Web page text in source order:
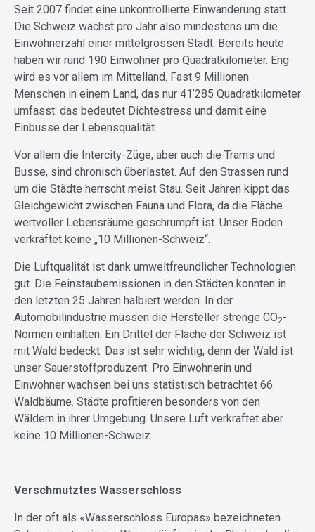
Seit 2007 findet eine unkontrollierte Einwanderung statt.
Die Schweiz wächst pro Jahr also mindestens um die
Einwohnerzahl einer mittelgrossen Stadt. Bereits heute
haben wir rund 190 Einwohner pro Quadratkilometer. Eng
wird es vor allem im Mittelland. Fast 9 Millionen
Menschen in einem Land, das nur 41’285 Quadratkilometer
umfasst: das bedeutet Dichtestress und damit eine
Einbusse der Lebensqualität.
Vor allem die Intercity-Züge, aber auch die Trams und
Busse, sind chronisch überlastet. Auf den Strassen rund
um die Städte herrscht meist Stau. Seit Jahren kippt das
Gleichgewicht zwischen Fauna und Flora, da die Fläche
wertvoller Lebensräume geschrumpft ist. Unser Boden
verkraftet keine „10 Millionen-Schweiz“.
Die Luftqualität ist dank umweltfreundlicher Technologien
gut. Die Feinstaubemissionen in den Städten konnten in
den letzten 25 Jahren halbiert werden. In der
Automobilindustrie müssen die Hersteller strenge CO2-
Normen einhalten. Ein Drittel der Fläche der Schweiz ist
mit Wald bedeckt. Das ist sehr wichtig, denn der Wald ist
unser Sauerstoffproduzent. Pro Einwohnerin und
Einwohner wachsen bei uns statistisch betrachtet 66
Waldbäume. Städte profitieren besonders von den
Wäldern in ihrer Umgebung. Unsere Luft verkraftet aber
keine 10 Millionen-Schweiz.
Verschmutztes Wasserschloss
In der oft als «Wasserschloss Europas» bezeichneten